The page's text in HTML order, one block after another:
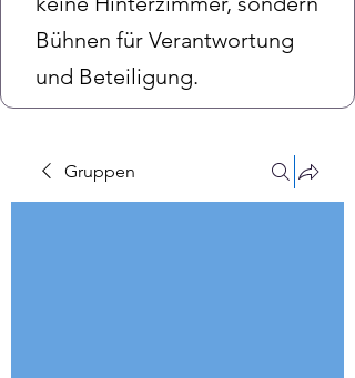
Bühnen für Verantwortung
und Beteiligung.
Gruppen